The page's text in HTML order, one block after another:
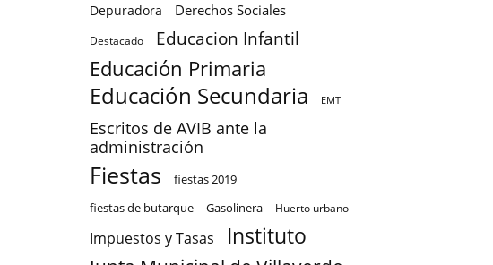
Depuradora Derechos Sociales
Destacado Educacion Infantil
Educación Primaria
Educación Secundaria EMT
Escritos de AVIB ante la
administración
Fiestas
fiestas 2019
fiestas de butarque
Gasolinera Huerto urbano
Impuestos y Tasas Instituto